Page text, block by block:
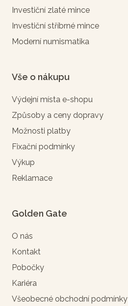
Investiční zlaté mince
Investiční stříbrné mince
Moderní numismatika
Vše o nákupu
Výdejní místa e-shopu
Způsoby a ceny dopravy
Možnosti platby
Fixační podmínky
Výkup
Reklamace
Golden Gate
O nás
Kontakt
Pobočky
Kariéra
Všeobecné obchodní podmínky